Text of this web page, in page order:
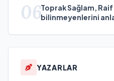
06Toprak Sağlam,
bilinmeyenlerini
YAZARLAR